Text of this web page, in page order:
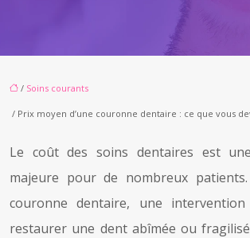
/ Soins courants
/ Prix moyen d’une couronne dentaire : ce que vous
Le coût des soins dentaires est
majeure pour de nombreux
couronne dentaire, une
restaurer une dent abîmée ou